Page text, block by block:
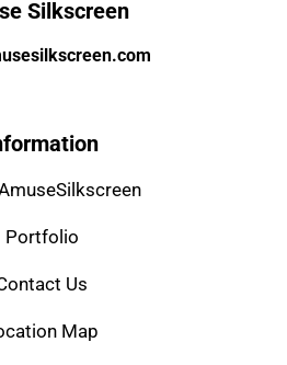
Silkscreen
Portfolio
Us
Map